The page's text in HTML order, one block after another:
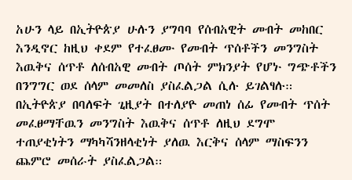
አሁን ላይ በኢትዮጵያ ሁሉን ያግባባ የሰብአዊት መብት መከበር
እንዲኖር ከዚህ ቀደም የተፈፀሙ የመብት ጥሰቶችን መንግስት
እዉቅና ሰጥቶ ለሰብአዊ መብት ጦሰት ምክንያት የሆኑ ግጭቶችን
በንግግር ወደ ሰላም መመለስ ያስፈልጋል ሲሉ ይገልፃሉ።
በኢትዮጵያ በባለፍት ጊዚያት በተለያዮ መጠነ ሰፊ የመብት ጥሰት
መፈፀማቸዉን መንግስት እዉቅና ሰጥቶ ለዚህ ደግሞ
ተጠያቂነትን ማካካሻንዘላቂነት ያለዉ እርቅና ሰላም ማስፍንን
ጨምሮ መሰራት ያስፈልጋል።